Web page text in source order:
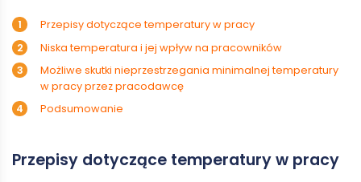
Przepisy dotyczące temperatury w pracy
Niska temperatura i jej wpływ na pracowników
Możliwe skutki nieprzestrzegania minimalnej temperatury
w pracy przez pracodawcę
Podsumowanie
Przepisy dotyczące temperatury w pracy